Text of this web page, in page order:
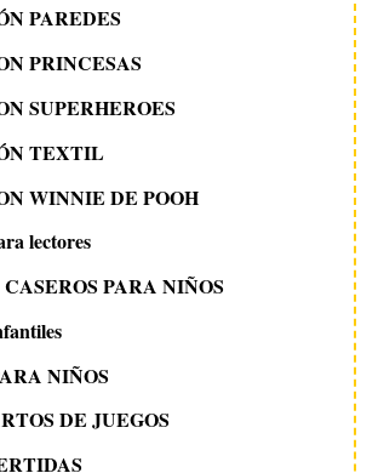
PAREDES
PRINCESAS
SUPERHEROES
TEXTIL
WINNIE DE POOH
lectores
PARA NIÑOS
NIÑOS
DE JUEGOS